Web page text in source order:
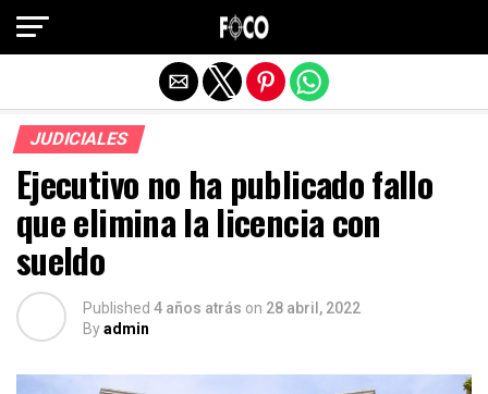
JUDICIALES
Ejecutivo no ha publicado fallo
que elimina la licencia con
sueldo
Published 4 años atrás on 28 abril, 2022
Byadmin
Salir de la versión móvil